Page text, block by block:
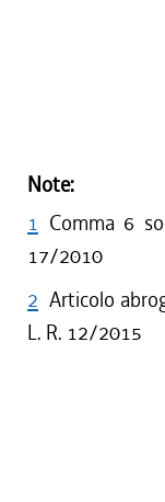
Note:
1 Comma 6
17/2010
2 Articolo
L. R. 12/2015